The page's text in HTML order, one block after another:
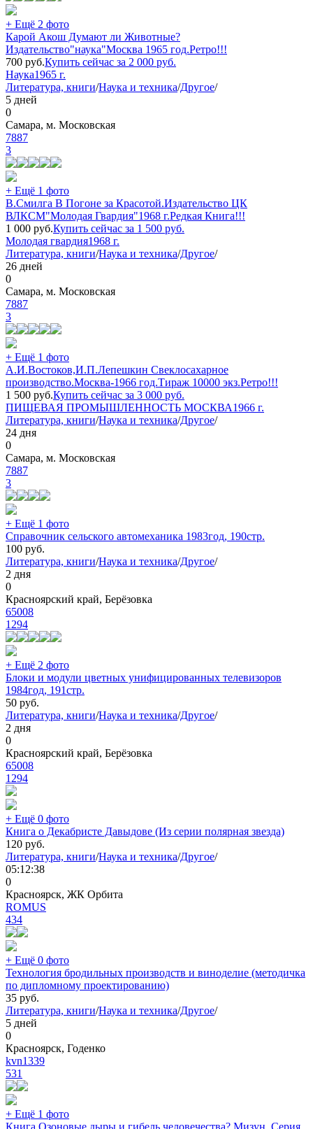
+ Ещё 2 фото
Карой Акош Думают ли Животные?
Издательство"наука"Москва 1965 год.Ретро!!!
700 руб.Купить сейчас за 2 000 руб.
Наука1965 г.
Литература, книги/Наука и техника/Другое/
5 дней
0
Самара, м. Московская
7887
3
+ Ещё 1 фото
В.Смилга В Погоне за Красотой.Издательство ЦК
ВЛКСМ"Молодая Гвардия"1968 г.Редкая Книга!!!
1 000 руб.Купить сейчас за 1 500 руб.
Молодая гвардия1968 г.
Литература, книги/Наука и техника/Другое/
26 дней
0
Самара, м. Московская
7887
3
+ Ещё 1 фото
А.И.Востоков,И.П.Лепешкин Свеклосахарное
производство.Москва-1966 год.Тираж 10000 экз.Ретро!!!
1 500 руб.Купить сейчас за 3 000 руб.
ПИЩЕВАЯ ПРОМЫШЛЕННОСТЬ МОСКВА1966 г.
Литература, книги/Наука и техника/Другое/
24 дня
0
Самара, м. Московская
7887
3
+ Ещё 1 фото
Справочник сельского автомеханика 1983год, 190стр.
100 руб.
Литература, книги/Наука и техника/Другое/
2 дня
0
Красноярский край, Берёзовка
65008
1294
+ Ещё 2 фото
Блоки и модули цветных унифицированных телевизоров
1984год, 191стр.
50 руб.
Литература, книги/Наука и техника/Другое/
2 дня
0
Красноярский край, Берёзовка
65008
1294
+ Ещё 0 фото
Книга о Декабристе Давыдове (Из серии полярная звезда)
120 руб.
Литература, книги/Наука и техника/Другое/
05:12:38
0
Красноярск, ЖК Орбита
ROMUS
434
+ Ещё 0 фото
Технология бродильных производств и виноделие (методичка
по дипломному проектированию)
35 руб.
Литература, книги/Наука и техника/Другое/
5 дней
0
Красноярск, Годенко
kvn1339
531
+ Ещё 1 фото
Книга Озоновые дыры и гибель человечества? Мизун. Серия